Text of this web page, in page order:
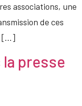
associations, une
de ces
[…]
presse